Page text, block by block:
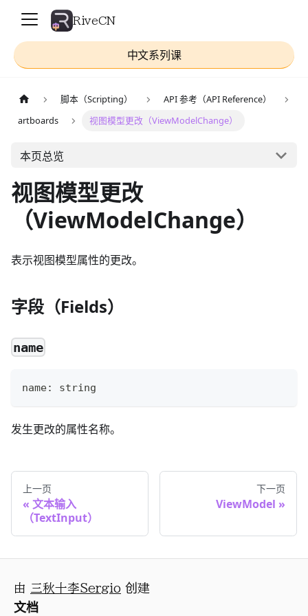
RiveCN
中文系列课
脚本（Scripting）
API 参考（API Reference）
artboards
视图模型更改（ViewModelChange）
本页总览
视图模型更改
（ViewModelChange）
表示视图模型属性的更改。
字段（Fields）
name
name: string
发生更改的属性名称。
上一页
文本输入
（TextInput）
下一页
ViewModel
由 三秋十李Sergio 创建
文档